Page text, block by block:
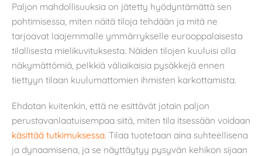
Paljon mahdollisuuksia on jätetty hyödyntämättä sen
pohtimisessa, miten näitä tiloja tehdään ja mitä ne
tarjoavat laajemmalle ymmärrykselle eurooppalaisesta
tilallisesta mielikuvituksesta. Näiden tilojen kuuluisi olla
näkymättömiä, pelkkiä väliaikaisia pysäkkejä ennen
tiettyyn tilaan kuulumattomien ihmisten karkottamista.
Ehdotan kuitenkin, että ne esittävät jotain paljon
perustavanlaatuisempaa siitä, miten tila itsessään voidaan
käsittää tutkimuksessa. Tilaa tuotetaan aina suhteellisena
ja dynaamisena, ja se näyttäytyy pysyvän kehikon sijaan